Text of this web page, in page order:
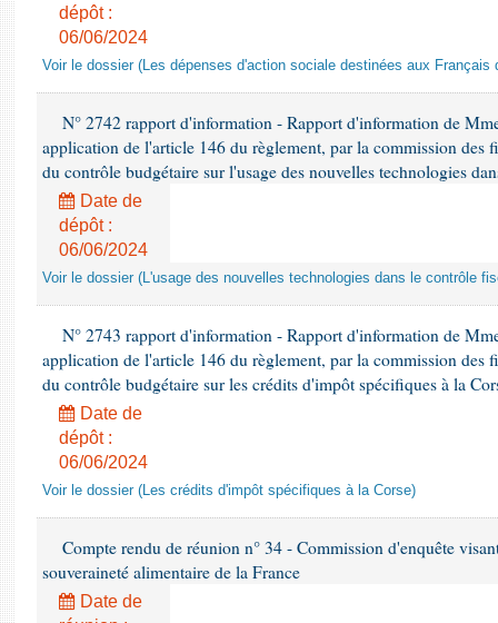
dépôt :
06/06/2024
Voir le dossier (Les dépenses d'action sociale destinées aux Français
N° 2742 rapport d'information - Rapport d'information de
application de l'article 146 du règlement, par la commission des
du contrôle budgétaire sur l'usage des nouvelles technologies
Date de
dépôt :
06/06/2024
Voir le dossier (L'usage des nouvelles technologies dans le contrôle
N° 2743 rapport d'information - Rapport d'information de
application de l'article 146 du règlement, par la commission des
du contrôle budgétaire sur les crédits d'impôt spécifiques à la
Date de
dépôt :
06/06/2024
Voir le dossier (Les crédits d'impôt spécifiques à la Corse)
Compte rendu de réunion n° 34 - Commission d'enquête
souveraineté alimentaire de la France
Date de